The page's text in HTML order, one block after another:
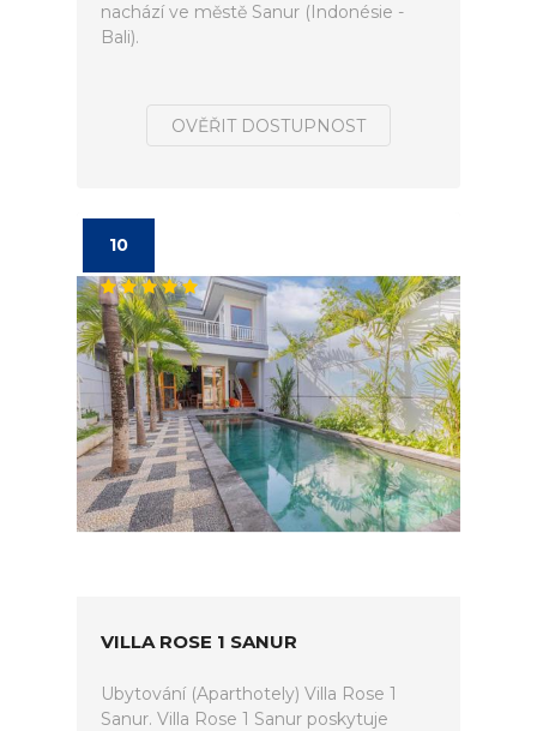
nachází ve městě Sanur (Indonésie -
Bali).
OVĚŘIT DOSTUPNOST
10
VILLA ROSE 1 SANUR
Ubytování (Aparthotely) Villa Rose 1
Sanur. Villa Rose 1 Sanur poskytuje